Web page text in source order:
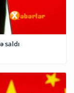
saldı